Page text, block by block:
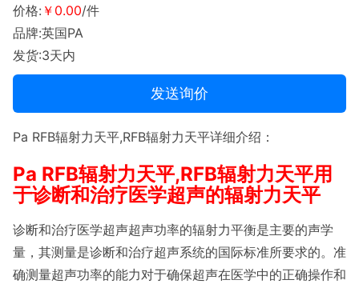
价格: ￥0.00/件
品牌:英国PA
发货:3天内
发送询价
Pa RFB辐射力天平,RFB辐射力天平详细介绍：
Pa RFB辐射力天平,RFB辐射力天平用
于诊断和治疗医学超声的辐射力天平
诊断和治疗医学超声超声功率的辐射力平衡是主要的声学
量，其测量是诊断和治疗超声系统的国际标准所要求的。准
确测量超声功率的能力对于确保超声在医学中的正确操作和